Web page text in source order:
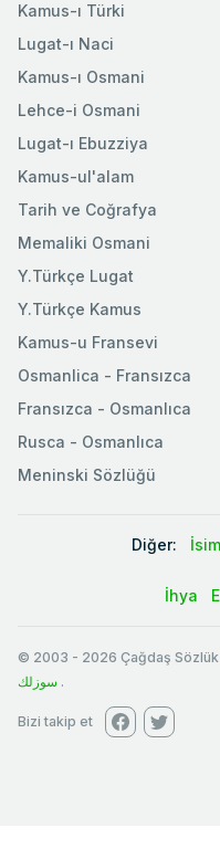
Kamus-ı Türki
Lugat-ı Naci
Kamus-ı Osmani
Lehce-i Osmani
Lugat-ı Ebuzziya
Kamus-ul'alam
Tarih ve Coğrafya
Memaliki Osmani
Y.Türkçe Lugat
Y.Türkçe Kamus
Kamus-u Fransevi
Osmanlica - Fransızca
Fransızca - Osmanlıca
Rusca - Osmanlıca
Meninski Sözlüğü
Diğer:
İhya
© 2003 - 2026 Çağdaş
سوزلك .
Bizi takip et